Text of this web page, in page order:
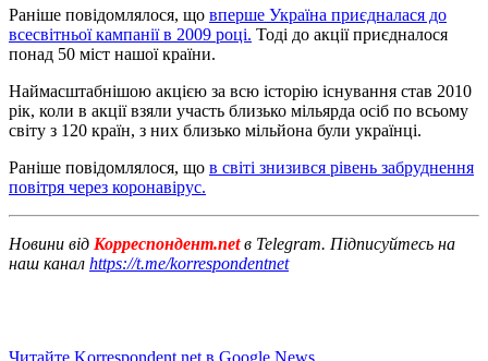
Раніше повідомлялося, що вперше Україна приєдналася до
всесвітньої кампанії в 2009 році. Тоді до акції приєдналося
понад 50 міст нашої країни.
Наймасштабнішою акцією за всю історію існування став 2010
рік, коли в акції взяли участь близько мільярда осіб по всьому
світу з 120 країн, з них близько мільйона були українці.
Раніше повідомлялося, що в світі знизився рівень забруднення
повітря через коронавірус.
Новини від Корреспондент.netв Telegram. Підписуйтесь на
наш канал https://t.me/korrespondentnet
Читайте Korrespondent.net в Google News